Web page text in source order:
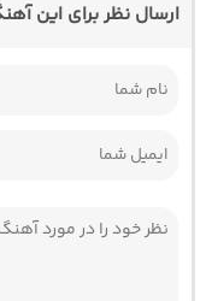
ارسال نظر برای این